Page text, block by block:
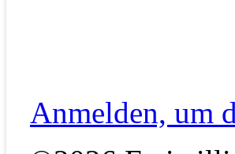
Anmelden, um